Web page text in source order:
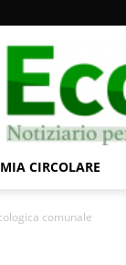
CIRCOLARE
comunale